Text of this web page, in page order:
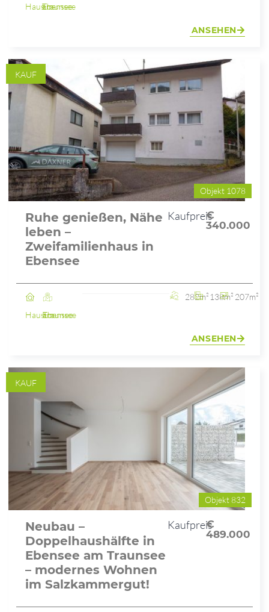
HausEbensee am Traunsee
ANSEHEN
KAUF
Objekt 1078
Ruhe genießen, Nähe
leben –
Zweifamilienhaus in
Ebensee
Kaufpreis
€
340.000
HausEbensee am Traunsee
282m² 138m² 207m²
ANSEHEN
KAUF
Objekt 832
Neubau –
Doppelhaushälfte in
Ebensee am Traunsee
– modernes Wohnen
im Salzkammergut!
Kaufpreis
€
489.000